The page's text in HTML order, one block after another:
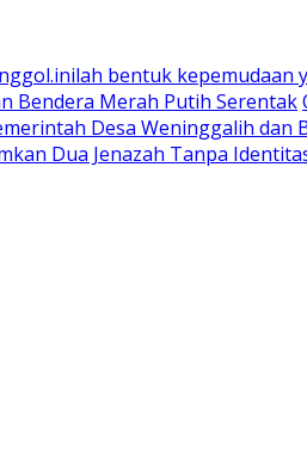
bentuk kepemudaan
Bendera Merah Putih Serentak
Desa Weninggalih dan
Dua Jenazah Tanpa